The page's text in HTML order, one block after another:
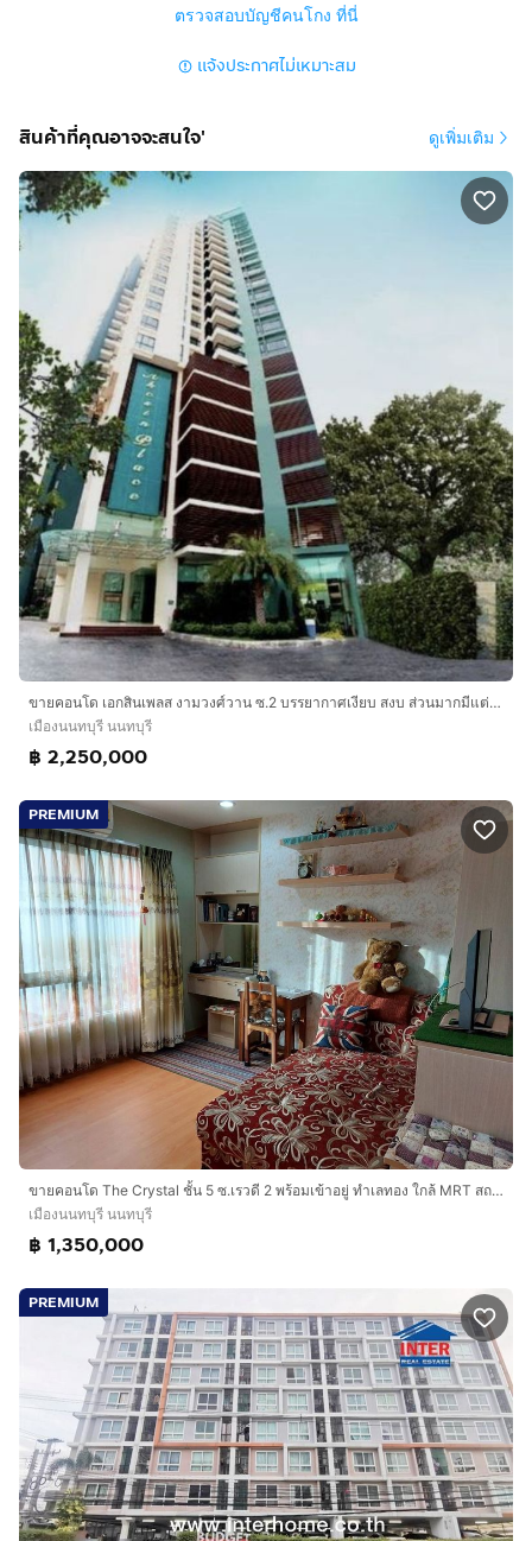
เกล้า / มหาวิทยาลัยสุวรรณภูมินนทบุรี)
ยกให้ฟรี ไปผ่อนต่อ พี่ขอแค่ค่าเดินทางไปเคลียร์เอกสาร 3
หมื่นบาทครับ
ติดต่อ : คุณเล็ก คุณมด (เจ้าของ)
Tel:กดเพื่อดูเบอร์โทร xxxxxx756
ไลน์@ เบอร์โทร
Email: sakdaboonnum@hotmail.com
ตรวจสอบบัญชีคนโกง ที่นี่
แจ้งประกาศไม่เหมาะสม
สินค้าที่คุณอาจจะสนใจ' ดูเพิ่มเติม
ขายคอนโด เอกสินเพลส งามวงศ์วาน ซ.2 บรรยากาศเงียบ สงบ ส่วนมากมีแต่ผู้ใหญ่ในกระทรวงสาธารณะสุขพักอาศัยครับ ที่จอดรถ 7 ชั้นเหลือๆเข้าออกได้สองทาง
เมืองนนทบุรี นนทบุรี
฿ 2,250,000
PREMIUM
ขายคอนโด The Crystal ชั้น 5 ซ.เรวดี 2 พร้อมเข้าอยู่ ทำเลทอง ใกล้ MRT สถานีศูนย์ราชการนนทบุรี
เมืองนนทบุรี นนทบุรี
฿ 1,350,000
PREMIUM